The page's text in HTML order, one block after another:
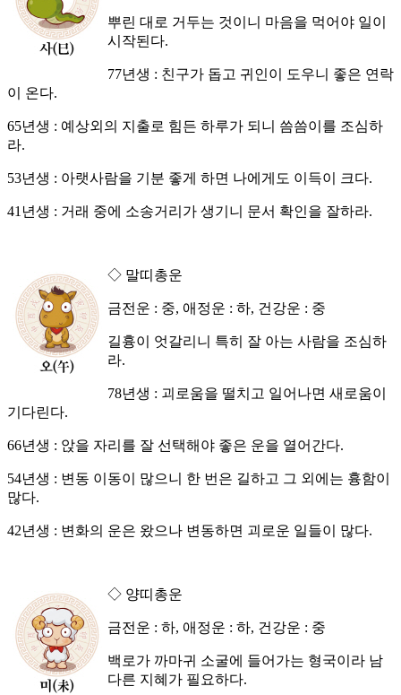
뿌린 대로 거두는 것이니 마음을 먹어야 일이
시작된다.
77년생 : 친구가 돕고 귀인이 도우니 좋은 연락
이 온다.
65년생 : 예상외의 지출로 힘든 하루가 되니 씀씀이를 조심하
라.
53년생 : 아랫사람을 기분 좋게 하면 나에게도 이득이 크다.
41년생 : 거래 중에 소송거리가 생기니 문서 확인을 잘하라.
◇ 말띠총운
금전운 : 중, 애정운 : 하, 건강운 : 중
길흉이 엇갈리니 특히 잘 아는 사람을 조심하
라.
78년생 : 괴로움을 떨치고 일어나면 새로움이
기다린다.
66년생 : 앉을 자리를 잘 선택해야 좋은 운을 열어간다.
54년생 : 변동 이동이 많으니 한 번은 길하고 그 외에는 흉함이
많다.
42년생 : 변화의 운은 왔으나 변동하면 괴로운 일들이 많다.
◇ 양띠총운
금전운 : 하, 애정운 : 하, 건강운 : 중
백로가 까마귀 소굴에 들어가는 형국이라 남
다른 지혜가 필요하다.